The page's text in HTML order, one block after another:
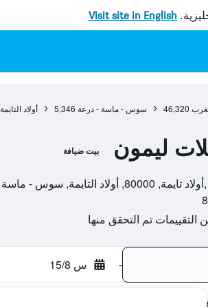
Visit site in English
46,320 سوس - ماسة - درعة 5,346 أولاد التايمة
ليمون بيت ضيافة
- س 15/8